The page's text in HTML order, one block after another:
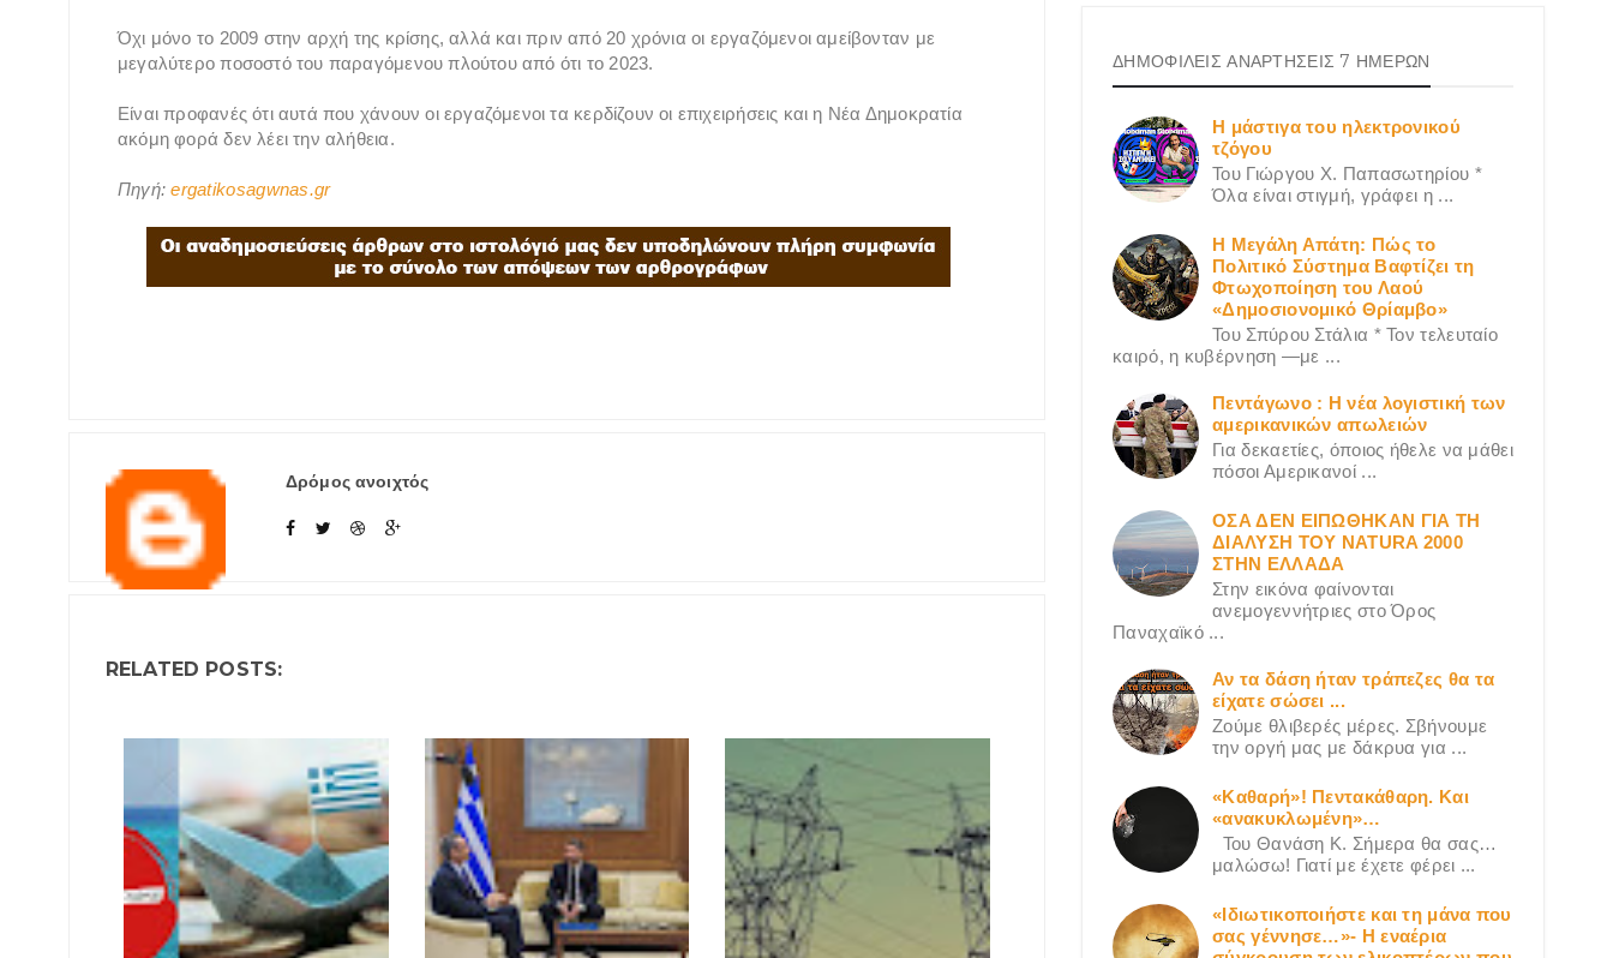
Όχι μόνο το 2009 στην αρχή της κρίσης, αλλά και πριν από 20 χρόνια οι εργαζόμενοι αμείβονταν με
μεγαλύτερο ποσοστό του παραγόμενου πλούτου από ότι το 2023.
Είναι προφανές ότι αυτά που χάνουν οι εργαζόμενοι τα κερδίζουν οι επιχειρήσεις και η Νέα Δημοκρατία
ακόμη φορά δεν λέει την αλήθεια.
Πηγή:ergatikosagwnas.gr
Δρόμος ανοιχτός
RELATED POSTS:
ΔΗΜΟΦΙΛΕΙΣ ΑΝΑΡΤΗΣΕΙΣ 7 ΗΜΕΡΩΝ
Η μάστιγα του ηλεκτρονικού
τζόγου
Του Γιώργου X. Παπασωτηρίου *
Όλα είναι στιγμή, γράφει η ...
Η Μεγάλη Απάτη: Πώς το
Πολιτικό Σύστημα Βαφτίζει τη
Φτωχοποίηση του Λαού
«Δημοσιονομικό Θρίαμβο»
Του Σπύρου Στάλια * Τον τελευταίο
καιρό, η κυβέρνηση —με ...
Πεντάγωνο : Η νέα λογιστική των
αμερικανικών απωλειών
Για δεκαετίες, όποιος ήθελε να μάθει
πόσοι Αμερικανοί ...
ΟΣΑ ΔΕN ΕΙΠΩΘΗΚΑΝ ΓΙΑ ΤΗ
ΔΙΑΛΥΣΗ ΤΟΥ NATURA 2000
ΣΤΗΝ ΕΛΛΑΔΑ
Στην εικόνα φαίνονται
ανεμογεννήτριες στο Όρος
Παναχαϊκό ...
Αν τα δάση ήταν τράπεζες θα τα
είχατε σώσει ...
Ζούμε θλιβερές μέρες. Σβήνουμε
την οργή μας με δάκρυα για ...
«Καθαρή»! Πεντακάθαρη. Και
«ανακυκλωμένη»…
Του Θανάση Κ. Σήμερα θα σας…
μαλώσω! Γιατί με έχετε φέρει ...
«Ιδιωτικοποιήστε και τη μάνα που
σας γέννησε…»- Η εναέρια